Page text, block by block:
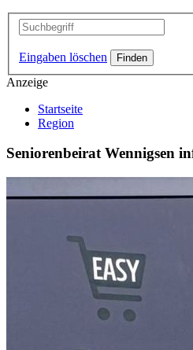
Eingaben löschen
Anzeige
Startseite
Region
Seniorenbeirat Wennigsen